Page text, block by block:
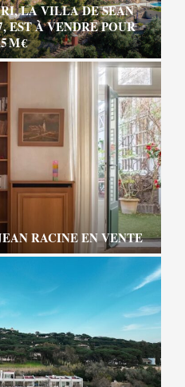
LA VILLA DE SEAN
EST À VENDRE POUR
M €
RACINE EN VENTE